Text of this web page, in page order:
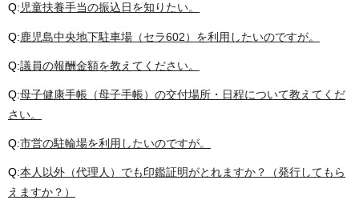
Q:児童扶養手当の振込日を知りたい。
Q:鹿児島中央地下駐車場（セラ602）を利用したいのですが。
Q:議員の報酬金額を教えてください。
Q:母子健康手帳（母子手帳）の交付場所・日程について教えてくだ
さい。
Q:市営の駐輪場を利用したいのですが。
Q:本人以外（代理人）でも印鑑証明がとれますか？（発行してもら
えますか？）